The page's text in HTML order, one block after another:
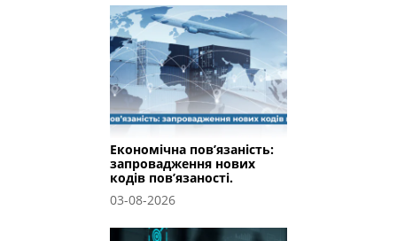
Економічна пов’язаність:
запровадження нових
кодів пов’язаності.
03-08-2026